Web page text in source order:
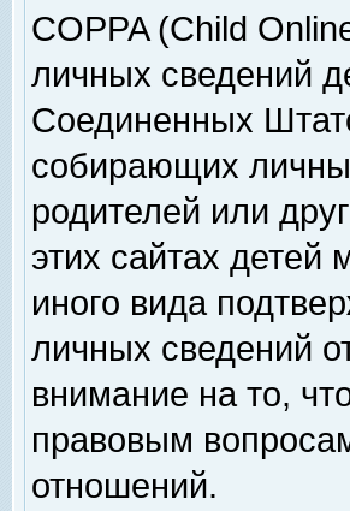
COPPA (Child
личных сведений
Соединенных
собирающих
родителей или
этих сайтах
иного вида
личных сведений
внимание на то,
правовым
отношений.